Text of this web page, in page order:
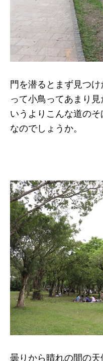
門を潜るとまず見つ
って小鳥ってあまり
いうよりこんな道の
なのでしょうか。
曇りから晴れの間の